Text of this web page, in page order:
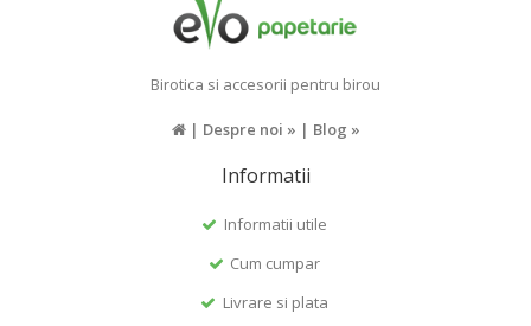
Birotica si accesorii pentru birou
| Despre noi » | Blog »
Informatii
Informatii utile
Cum cumpar
Livrare si plata